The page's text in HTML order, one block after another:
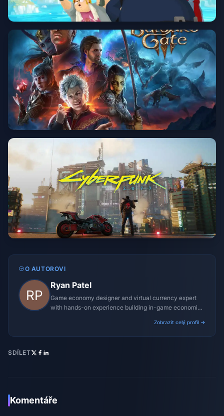
O AUTOROVI
Ryan Patel
Game economy designer and virtual currency expert
with hands-on experience building in-game economies
Zobrazit celý profil →
SDÍLET
Komentáře